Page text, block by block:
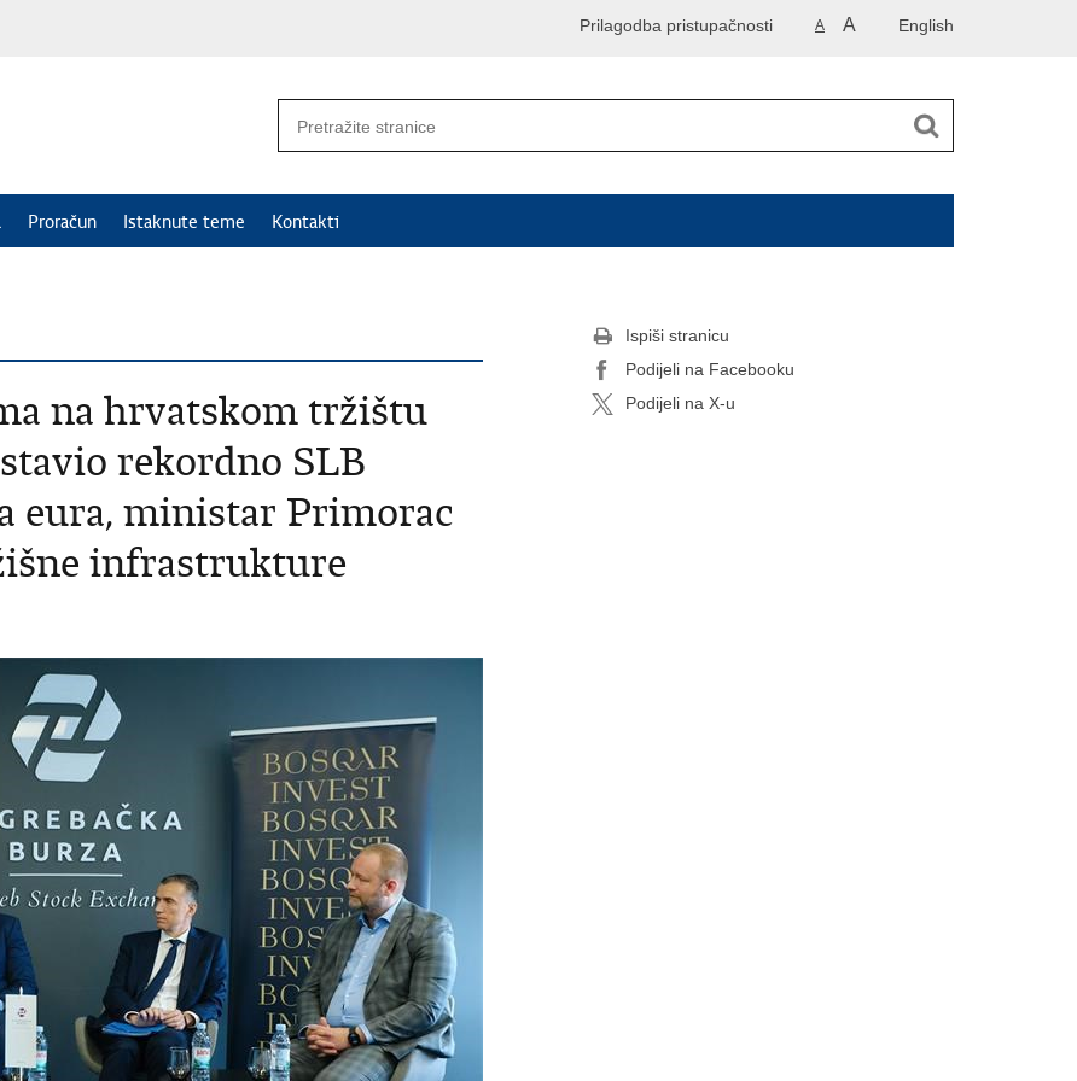
English
A A
Prilagodba pristupačnosti
Proračun Istaknute teme Kontakti
na hrvatskom tržištu
rekordno SLB
eura, ministar Primorac
infrastrukture
Ispiši stranicu
Podijeli na Facebooku
Podijeli na X-u